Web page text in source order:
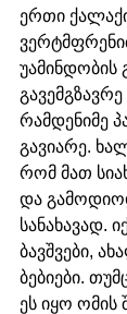
ერთი
უამინდობის
რამდენიმე
გავიარე.
რომ მათ
და
სანახავად.
ბავშვები,
ბებიები.
ეს იყო ომის